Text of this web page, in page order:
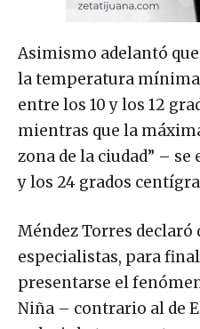
Asimismo adelantó
la temperatura
entre los 10 y los 12
mientras que la
zona de la ciudad” –
y los 24 grados
Méndez Torres declaró
especialistas, para
presentarse el
Niña – contrario al de